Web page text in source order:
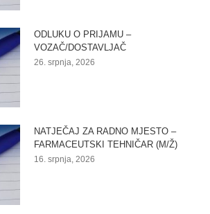
ODLUKU O PRIJAMU –
VOZAČ/DOSTAVLJAČ
26. srpnja, 2026
NATJEČAJ ZA RADNO MJESTO –
FARMACEUTSKI TEHNIČAR (M/Ž)
16. srpnja, 2026